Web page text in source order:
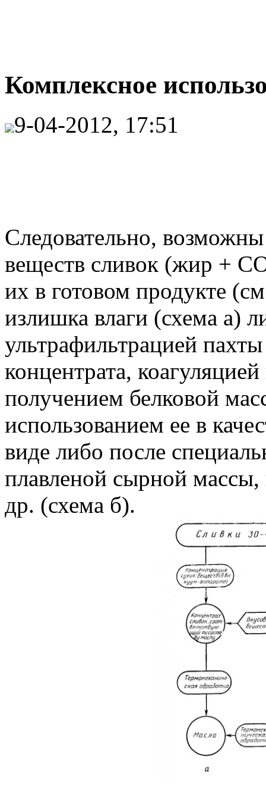
Комплексное
9-04-2012, 17:51
Следовательно,
веществ сливок (жир +
их в готовом продукте
излишка влаги (схема а)
ультрафильтрацией
концентрата,
получением белковой
использованием ее в
виде либо после
плавленой сырной массы,
др. (схема б).